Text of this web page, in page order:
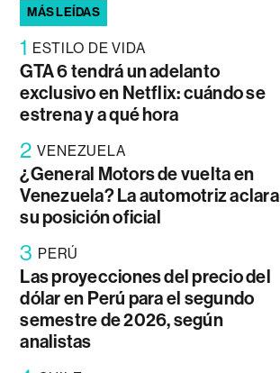
MÁS LEÍDAS
1 ESTILO DE VIDA
GTA 6 tendrá un adelanto
exclusivo en Netflix: cuándo se
estrena y a qué hora
2 VENEZUELA
¿General Motors de vuelta en
Venezuela? La automotriz aclara
su posición oficial
3 PERÚ
Las proyecciones del precio del
dólar en Perú para el segundo
semestre de 2026, según
analistas